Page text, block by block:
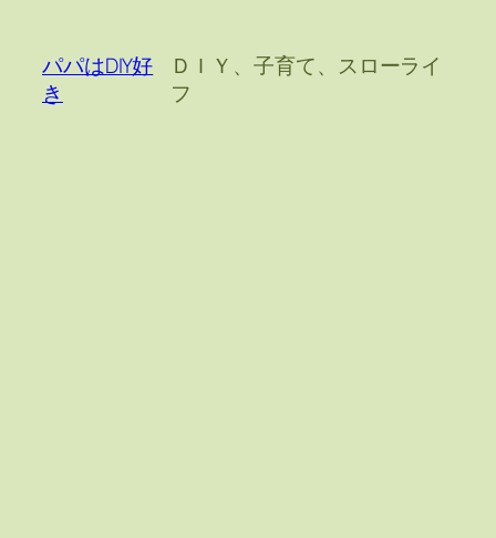
パパはDIY好
き
ＤＩＹ、子育て、スローライ
フ